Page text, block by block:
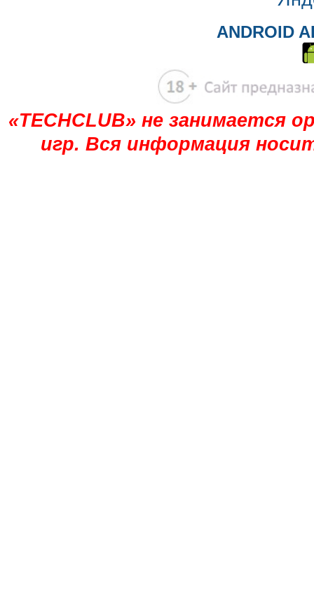
ANDROID
«TECHCLUB» не занимается
игр. Вся информация